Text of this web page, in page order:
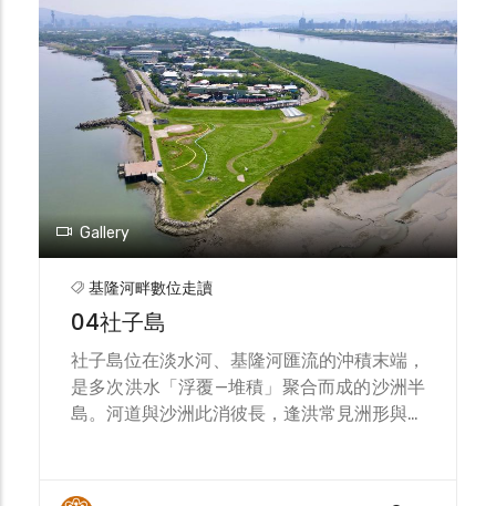
出：洲尾屬漳州人優勢區，信仰中心為「洲美
屈原宮」；而對岸社子浮洲仔的中心則為「浮
洲景安宮」，同域的溪洲底與中洲埔多為泉州
人。雖然清代族群間屢有紛爭，但因同居河
濱、共祀水仙尊王，信仰成為跨祖籍的凝聚力
量。 這份水神信仰也具體延伸為端午的龍舟
競渡。岡田謙指出，競渡是水仙尊王祭祀的重
要儀式，由臨水從事漁業或深受洪患的聚落共
同維繫；洲尾地區關於競渡的史料尤豐，傳說
早在1885年清法戰爭之前就已成形，地方俚
語云：「西仔反進前就有扒，西仔來臺北叛的
召集各地龍船於淡水競賽，最終洲尾勝出、被
封「船王」。這些口述與記錄顯示，競渡不僅
是節慶娛樂，更是凝聚河岸社群、回應水患環
境的集體儀式。 洲尾競渡的操作細節亦有具
點立「浮旗」（插紅旗之蕉幹），賽向順流而
Gallery
基隆河畔數位走讀
04社子島
社子島位在淡水河、基隆河匯流的沖積末端，
是多次洪水「浮覆—堆積」聚合而成的沙洲半
島。河道與沙洲此消彼長，逢洪常見洲形與聚
敏感；近代調查更指出，社子島一帶與萬華南